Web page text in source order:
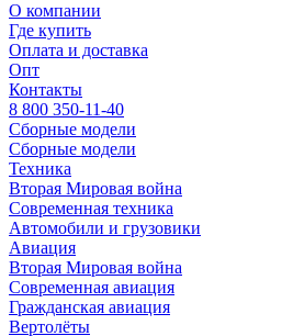
О компании
Где купить
Оплата и доставка
Опт
Контакты
8 800 350-11-40
Сборные модели
Сборные модели
Техника
Вторая Мировая война
Современная техника
Автомобили и грузовики
Авиация
Вторая Мировая война
Современная авиация
Гражданская авиация
Вертолёты